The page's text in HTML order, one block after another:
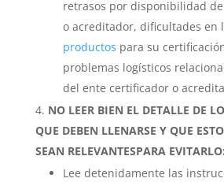
retrasos por disponibilidad
o acreditador, dificultades en
productos para su
problemas logísticos
del ente certificador o
NO LEER BIEN EL DETALLE DE
QUE DEBEN LLENARSE Y QUE
SEAN RELEVANTESPARA EVITARLO:
Lee detenidamente las